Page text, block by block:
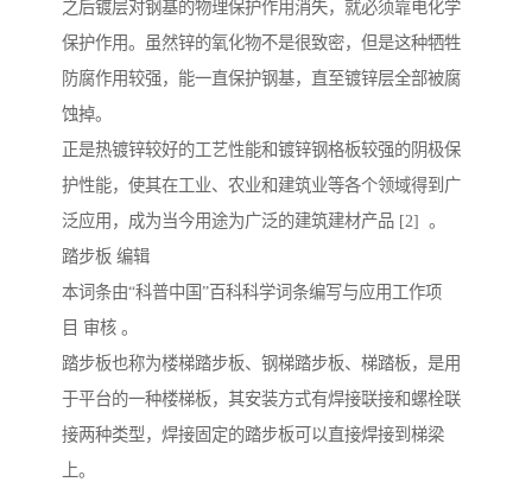
之后镀层对钢基的物理保护作用消失，就必须靠电化学
保护作用。虽然锌的氧化物不是很致密，但是这种牺牲
防腐作用较强，能一直保护钢基，直至镀锌层全部被腐
蚀掉。
正是热镀锌较好的工艺性能和镀锌钢格板较强的阴极保
护性能，使其在工业、农业和建筑业等各个领域得到广
泛应用，成为当今用途为广泛的建筑建材产品 [2] 。
踏步板 编辑
本词条由“科普中国”百科科学词条编写与应用工作项
目 审核 。
踏步板也称为楼梯踏步板、钢梯踏步板、梯踏板，是用
于平台的一种楼梯板，其安装方式有焊接联接和螺栓联
接两种类型，焊接固定的踏步板可以直接焊接到梯梁
上。